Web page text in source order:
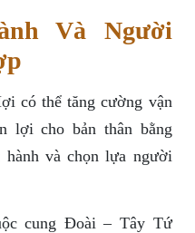
Và Người
có thể tăng cường vận
lợi cho bản thân bằng
hành và chọn lựa người
cung Đoài – Tây Tứ